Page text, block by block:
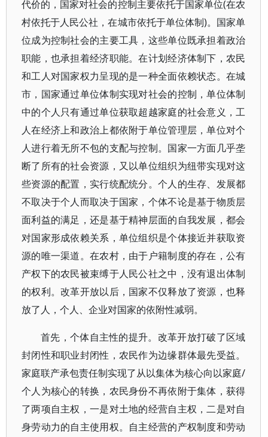
代价的，国家对社会的控制主要依托于国家单位(在农
村依托于人民公社，在城市依托于单位体制)。国家单
位成为控制社会的主要工具，这些单位既承担着政治
职能，也承担着经济职能。在计划经济体制下，农民
和工人对国家权力呈现的是一种全面依赖状态。在城
市，国家通过单位体制实现对社会的控制，单位体制
中的个人只有通过单位获取超越家庭的社会意义，工
人在经济上和政治上都依附于单位管理层，单位对个
人进行着无所不包的支配与控制。国家一方面几乎垄
断了所有的社会资源，又以单位组织为纽带实现对这
些资源的配置，实行统配统分。个人的生存、发展都
不取决于个人而取决于国家，个体不论是基于物质层
面利益的满足，还是基于精神层面的自我发展，都会
对国家形成依赖关系，单位组织是个体接近并获取资
源的唯一渠道。在农村，由于户籍制度的存在，公有
产权下的农民被束缚于人民公社之中，没有退出体制
的权利。改革开放以后，国家不仅释放了资源，也释
放了人，个人、企业对国家的依附性减弱。
首先，个体自主性的提升。改革开放打破了区域
封闭性和职业封闭性，农民作为边缘群体最先受益。
家庭联产承包责任制实现了从以集体为核心向以家庭/
个人为核心的转换，农民身份不再依附于集体，获得
了两项自主权，一是对土地的经营自主权，二是对自
身劳动力的自主使用权。自主经营的产权制度和劳动